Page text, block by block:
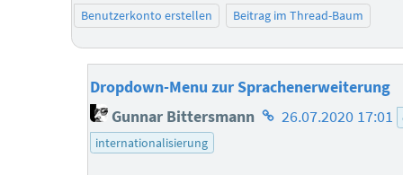
Benutzerkonto erstellen
Beitrag im Thread-Baum
Dropdown-Menu zur Sprachenerweiterung
Gunnar Bittersmann Homepage
26.07.2020 17:01
internationalisierung